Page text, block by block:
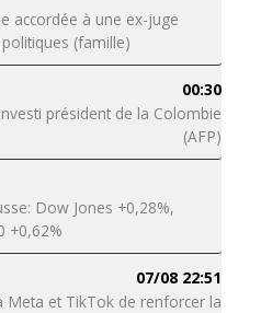
accordée à une ex-juge
(famille)
00:30
président de la Colombie
(AFP)
Dow Jones +0,28%,
+0,62%
07/08 22:51
Meta et TikTok de renforcer la